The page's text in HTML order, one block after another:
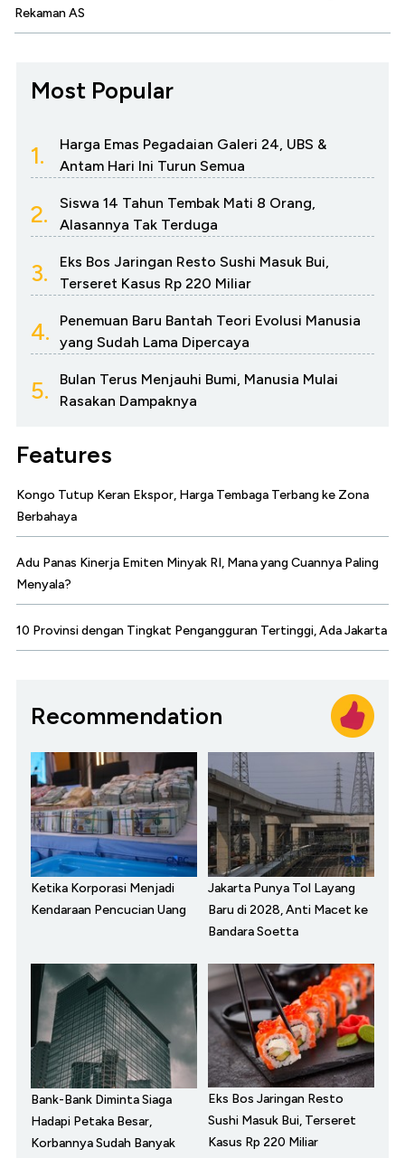
Rekaman AS
Most Popular
1.
Harga Emas Pegadaian Galeri 24, UBS &
Antam Hari Ini Turun Semua
2.
Siswa 14 Tahun Tembak Mati 8 Orang,
Alasannya Tak Terduga
3.
Eks Bos Jaringan Resto Sushi Masuk Bui,
Terseret Kasus Rp 220 Miliar
4.
Penemuan Baru Bantah Teori Evolusi Manusia
yang Sudah Lama Dipercaya
5.
Bulan Terus Menjauhi Bumi, Manusia Mulai
Rasakan Dampaknya
Features
Kongo Tutup Keran Ekspor, Harga Tembaga Terbang ke Zona
Berbahaya
Adu Panas Kinerja Emiten Minyak RI, Mana yang Cuannya Paling
Menyala?
10 Provinsi dengan Tingkat Pengangguran Tertinggi, Ada Jakarta
Recommendation
Ketika Korporasi Menjadi
Kendaraan Pencucian Uang
Jakarta Punya Tol Layang
Baru di 2028, Anti Macet ke
Bandara Soetta
Bank-Bank Diminta Siaga
Hadapi Petaka Besar,
Korbannya Sudah Banyak
Eks Bos Jaringan Resto
Sushi Masuk Bui, Terseret
Kasus Rp 220 Miliar